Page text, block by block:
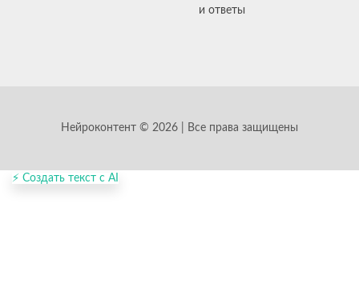
и ответы
Нейроконтент © 2026 | Все права защищены
⚡ Создать текст с AI